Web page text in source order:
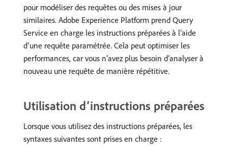
pour modéliser des requêtes ou des mises à jour
similaires. Adobe Experience Platform prend Query
Service en charge les instructions préparées à l’aide
d’une requête paramétrée. Cela peut optimiser les
performances, car vous n’avez plus besoin d’analyser à
nouveau une requête de manière répétitive.
Utilisation d’instructions préparées
Lorsque vous utilisez des instructions préparées, les
syntaxes suivantes sont prises en charge :